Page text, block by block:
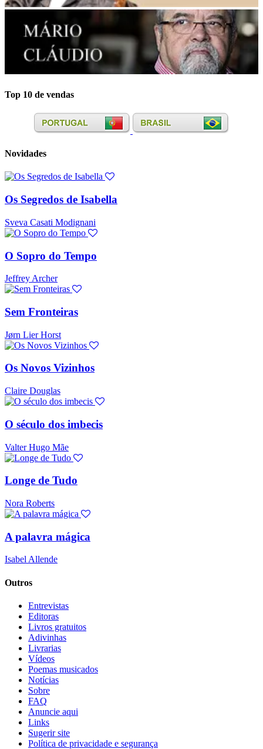
Top 10 de vendas
Novidades
Os Segredos de Isabella
Sveva Casati Modignani
O Sopro do Tempo
Jeffrey Archer
Sem Fronteiras
Jørn Lier Horst
Os Novos Vizinhos
Claire Douglas
O século dos imbecis
Valter Hugo Mãe
Longe de Tudo
Nora Roberts
A palavra mágica
Isabel Allende
Outros
Entrevistas
Editoras
Livros gratuitos
Adivinhas
Livrarias
Vídeos
Poemas musicados
Notícias
Sobre
FAQ
Anuncie aqui
Links
Sugerir site
Política de privacidade e segurança